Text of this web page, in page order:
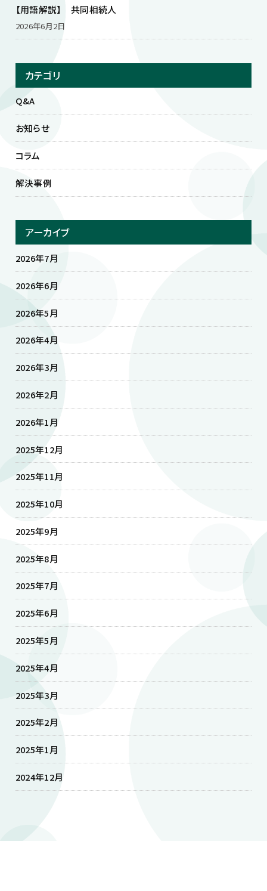
【用語解説】 共同相続人
2026年6月2日
カテゴリ
Q&A
お知らせ
コラム
解決事例
アーカイブ
2026年7月
2026年6月
2026年5月
2026年4月
2026年3月
2026年2月
2026年1月
2025年12月
2025年11月
2025年10月
2025年9月
2025年8月
2025年7月
2025年6月
2025年5月
2025年4月
2025年3月
2025年2月
2025年1月
2024年12月